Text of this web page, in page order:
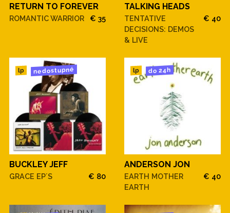
RETURN TO FOREVER
ROMANTIC WARRIOR € 35
TALKING HEADS
TENTATIVE
DECISIONS: DEMOS
& LIVE
€ 40
lp nedostupné
BUCKLEY JEFF
GRACE EP´S € 80
lp do 24h
ANDERSON JON
EARTH MOTHER
EARTH
€ 40